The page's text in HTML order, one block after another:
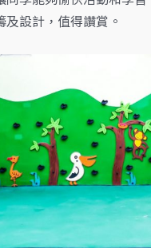
設計，值得讚賞。